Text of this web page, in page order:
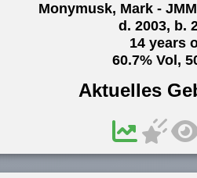
Monymusk, Mark -
d. 2003, b.
14 years
60.7% Vol,
Aktuelles